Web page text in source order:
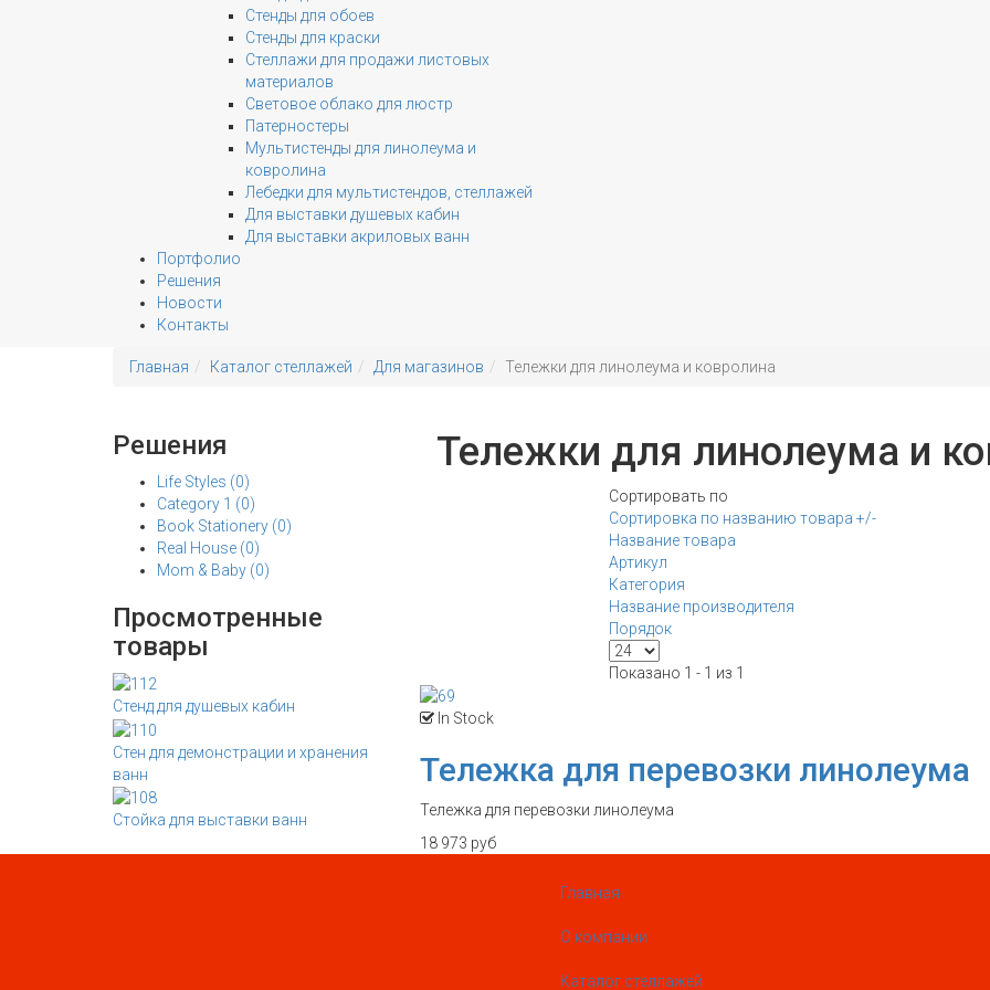
Стенды для обоев
Стенды для краски
Стеллажи для продажи листовых
материалов
Световое облако для люстр
Патерностеры
Мультистенды для линолеума и
ковролина
Лебедки для мультистендов, стеллажей
Для выставки душевых кабин
Для выставки акриловых ванн
Портфолио
Решения
Новости
Контакты
Главная Каталог стеллажей Для магазинов Тележки для линолеума и ковролина
Решения
Life Styles (0)
Category 1 (0)
Book Stationery (0)
Real House (0)
Mom & Baby (0)
Просмотренные
товары
Стенд для душевых кабин
Стен для демонстрации и хранения
ванн
Стойка для выставки ванн
Тележки для линолеума и
Сортировать по
Сортировка по названию товара +/-
Название товара
Артикул
Категория
Название производителя
Порядок
Показано 1 - 1 из 1
In Stock
Тележка для перевозки линолеума
Тележка для перевозки линолеума
18 973 руб
Главная
О компании
Каталог стеллажей